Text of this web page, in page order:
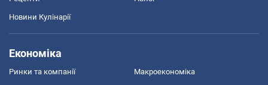
Новини Кулінарії
Економіка
Ринки та компанії Макроекономіка